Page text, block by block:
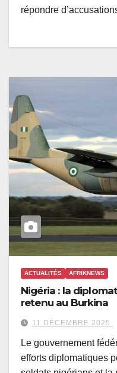
répondre
ACTUALITÉS AFRIKNEWS
Nigéria : la
retenu au Burkina
11 DÉCEMBRE 2025
Le gouvernement
efforts diplomatiques